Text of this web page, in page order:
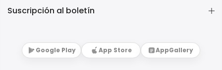
Suscripción al boletín
Google Play App Store AppGallery